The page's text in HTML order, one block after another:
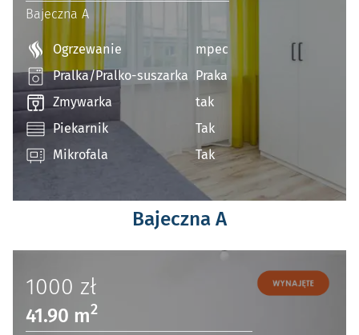
Bajeczna A
Bajeczna A
Ogrzewanie
mpec
Pralka/Pralko-suszarka
Praka
Zmywarka
tak
Piekarnik
Tak
Mikrofala
Tak
1000 zł
41.90 m2